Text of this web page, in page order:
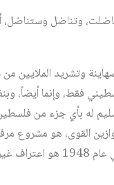
وتناضل
وتشريد الملايين
فقط، وإنما أيضاً،
له بأي جزء من
القوى، هو مشروع
فإن اعتراف اتفاقية أوسلو بسلطة ذلك